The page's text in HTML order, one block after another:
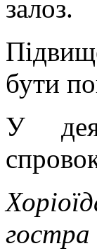
залоз.
бути
У